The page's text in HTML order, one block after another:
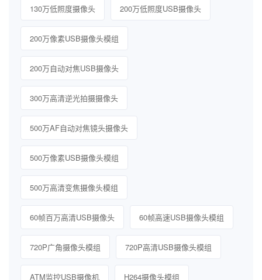
130万低照度摄像头 200万低照度USB摄像头
200万像素USB摄像头模组
200万自动对焦USB摄像头
300万高清逆光拍摄摄像头
500万AF自动对焦镜头摄像头
500万像素USB摄像头模组
500万高清变焦摄像头模组
60帧百万高清USB摄像头 60帧高速USB摄像头模组
720P广角摄像头模组 720P高清USB摄像头模组
ATM监控USB摄像机 H264摄像头模组